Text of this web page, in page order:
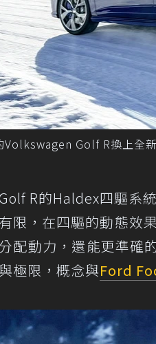
Volkswagen Golf R換上全
R的Haldex四驅系
限，在四驅的動態效
配動力，還能更準確
極限，概念與Ford